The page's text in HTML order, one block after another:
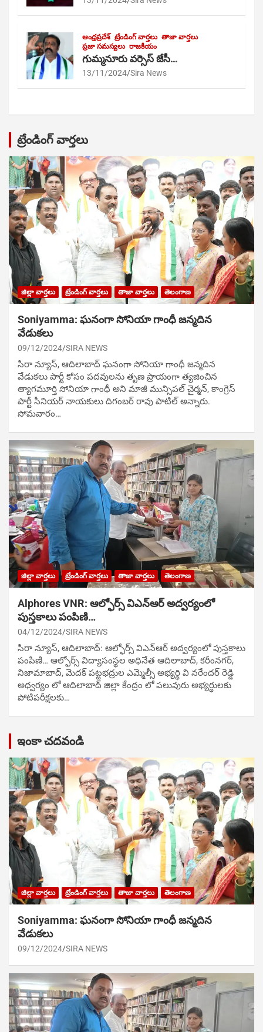
ఆంధ్రప్రదేశ్ ట్రేండింగ్ వార్తలు తాజా వార్తలు
ప్రజా సమస్యలు రాజకీయం
గుమ్మనూరు వర్సెస్ జేసీ…
13/11/2024 Sira News
ట్రేండింగ్ వార్తలు
జిల్లా వార్తలు ట్రేండింగ్ వార్తలు తాజా వార్తలు తెలంగాణ
Soniyamma: ఘ‌నంగా సోనియా గాంధీ జ‌న్మ‌దిన
వేడుక‌లు
09/12/2024 SIRA NEWS
సిరా న్యూస్, ఆదిలాబాద్ ఘ‌నంగా సోనియా గాంధీ జ‌న్మ‌దిన
వేడుక‌లు పార్టీ కోసం ప‌ద‌వుల‌ను తృణ ప్రాయంగా త్య‌జించిన
త్యాగమూర్తి సోనియా గాంధీ అని మాజీ మున్సిప‌ల్ చైర్మ‌న్, కాంగ్రెస్
పార్టీ సీనియ‌ర్ నాయ‌కులు దిగంబ‌ర్ రావు పాటిల్ అన్నారు.
సోమవారం…
జిల్లా వార్తలు ట్రేండింగ్ వార్తలు తాజా వార్తలు తెలంగాణ
Alphores VNR: ఆల్ఫోర్స్ విఎన్ఆర్ అద్వర్యంలో
పుస్తకాలు పంపిణి…
04/12/2024 SIRA NEWS
సిరా న్యూస్, ఆదిలాబాద్: ఆల్ఫోర్స్ విఎన్ఆర్ అద్వర్యంలో పుస్తకాలు
పంపిణి… ఆల్ఫోర్స్ విద్యాసంస్థల అధినేత ఆదిలాబాద్, కరీంనగర్,
నిజామాబాద్, మెదక్ పట్టభద్రుల ఎమ్మెల్సీ అభ్యర్థి వి నరేందర్ రెడ్డి
అధ్వర్యం లో ఆదిలాబాద్ జిల్లా కేంద్రం లో పలువురు అభ్యర్థులకు
పోటిప‌రీక్ష‌ల‌కు…
ఇంకా చదవండి
జిల్లా వార్తలు ట్రేండింగ్ వార్తలు తాజా వార్తలు తెలంగాణ
Soniyamma: ఘ‌నంగా సోనియా గాంధీ జ‌న్మ‌దిన
వేడుక‌లు
09/12/2024 SIRA NEWS